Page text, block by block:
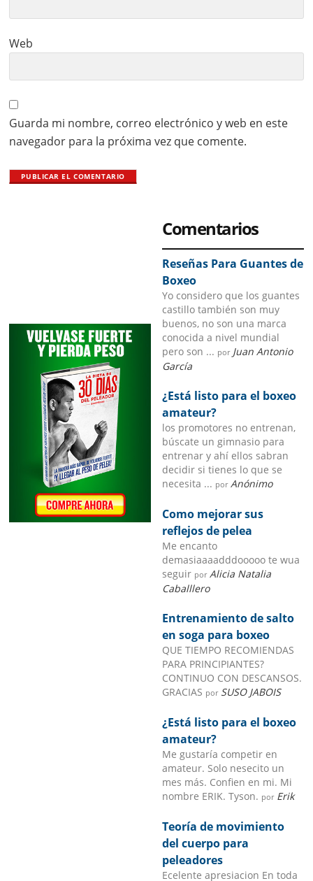
Web
Guarda mi nombre, correo electrónico y web en este
navegador para la próxima vez que comente.
Comentarios
Reseñas Para Guantes de
Boxeo
Yo considero que los guantes
castillo también son muy
buenos, no son una marca
conocida a nivel mundial
pero son ... por Juan Antonio
García
¿Está listo para el boxeo
amateur?
los promotores no entrenan,
búscate un gimnasio para
entrenar y ahí ellos sabran
decidir si tienes lo que se
necesita ... por Anónimo
Como mejorar sus
reflejos de pelea
Me encanto
demasiaaaadddooooo te wua
seguir por Alicia Natalia
Caballlero
Entrenamiento de salto
en soga para boxeo
QUE TIEMPO RECOMIENDAS
PARA PRINCIPIANTES?
CONTINUO CON DESCANSOS.
GRACIAS por SUSO JABOIS
¿Está listo para el boxeo
amateur?
Me gustaría competir en
amateur. Solo nesecito un
mes más. Confien en mi. Mi
nombre ERIK. Tyson. por Erik
Teoría de movimiento
del cuerpo para
peleadores
Ecelente apresiacion En toda